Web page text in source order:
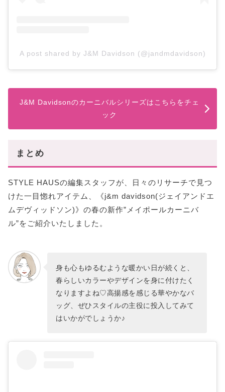
A post shared by J&M Davidson (@jandmdavidson)
J&M Davidsonのカーニバルシリーズはこちらをチェ
ック
まとめ
STYLE HAUSの編集スタッフが、日々のリサーチで見つ
けた一目惚れアイテム、《j&m davidson(ジェイアンドエ
ムデヴィッドソン)》の春の新作”メイポールカーニバ
ル”をご紹介いたしました。
身も心もゆるむような暖かい日が続くと、
春らしいカラーやデザインを身に付けたく
なりますよね♡高揚感を感じる華やかなバ
ッグ、ぜひスタイルの主役に投入してみて
はいかがでしょうか♪